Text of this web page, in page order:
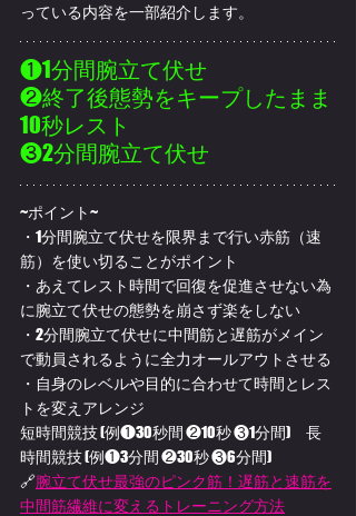
っている内容を一部紹介します。
❶1分間腕立て伏せ
❷終了後態勢をキープしたまま
10秒レスト
❸2分間腕立て伏せ
~ポイント~
・1分間腕立て伏せを限界まで行い赤筋（速
筋）を使い切ることがポイント
・あえてレスト時間で回復を促進させない為
に腕立て伏せの態勢を崩さず楽をしない
・2分間腕立て伏せに中間筋と遅筋がメイン
で動員されるように全力オールアウトさせる
・自身のレベルや目的に合わせて時間とレス
トを変えアレンジ
短時間競技 (例❶30秒間 ❷10秒 ❸1分間)　長
時間競技 (例❶3分間 ❷30秒 ❸6分間)
🔗腕立て伏せ最強のピンク筋！遅筋と速筋を
中間筋繊維に変えるトレーニング方法